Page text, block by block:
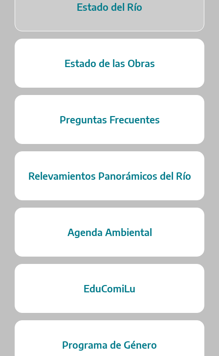
Estado del Río
Estado de las Obras
Preguntas Frecuentes
Relevamientos Panorámicos del Río
Agenda Ambiental
EduComiLu
Programa de Género